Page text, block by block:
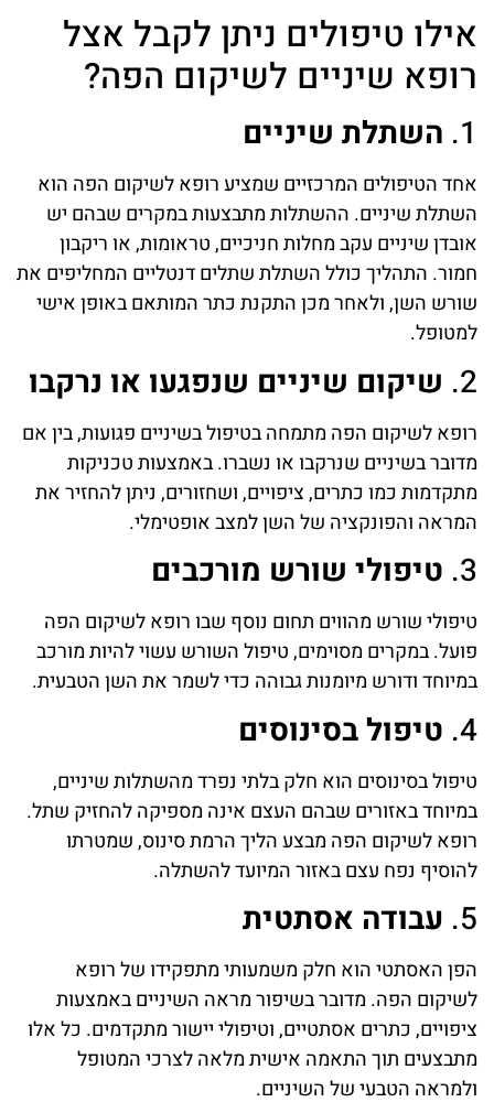
אילו טיפולים ניתן לקבל אצל
רופא שיניים לשיקום הפה?
1. השתלת שיניים
אחד הטיפולים המרכזיים שמציע רופא לשיקום הפה הוא
השתלת שיניים. ההשתלות מתבצעות במקרים שבהם יש
אובדן שיניים עקב מחלות חניכיים, טראומות, או ריקבון
חמור. התהליך כולל השתלת שתלים דנטליים המחליפים את
שורש השן, ולאחר מכן התקנת כתר המותאם באופן אישי
למטופל.
2. שיקום שיניים שנפגעו או נרקבו
רופא לשיקום הפה מתמחה בטיפול בשיניים פגועות, בין אם
מדובר בשיניים שנרקבו או נשברו. באמצעות טכניקות
מתקדמות כמו כתרים, ציפויים, ושחזורים, ניתן להחזיר את
המראה והפונקציה של השן למצב אופטימלי.
3. טיפולי שורש מורכבים
טיפולי שורש מהווים תחום נוסף שבו רופא לשיקום הפה
פועל. במקרים מסוימים, טיפול השורש עשוי להיות מורכב
במיוחד ודורש מיומנות גבוהה כדי לשמר את השן הטבעית.
4. טיפול בסינוסים
טיפול בסינוסים הוא חלק בלתי נפרד מהשתלות שיניים,
במיוחד באזורים שבהם העצם אינה מספיקה להחזיק שתל.
רופא לשיקום הפה מבצע הליך הרמת סינוס, שמטרתו
להוסיף נפח עצם באזור המיועד להשתלה.
5. עבודה אסתטית
הפן האסתטי הוא חלק משמעותי מתפקידו של רופא
לשיקום הפה. מדובר בשיפור מראה השיניים באמצעות
ציפויים, כתרים אסתטיים, וטיפולי יישור מתקדמים. כל אלו
מתבצעים תוך התאמה אישית מלאה לצרכי המטופל
ולמראה הטבעי של השיניים.